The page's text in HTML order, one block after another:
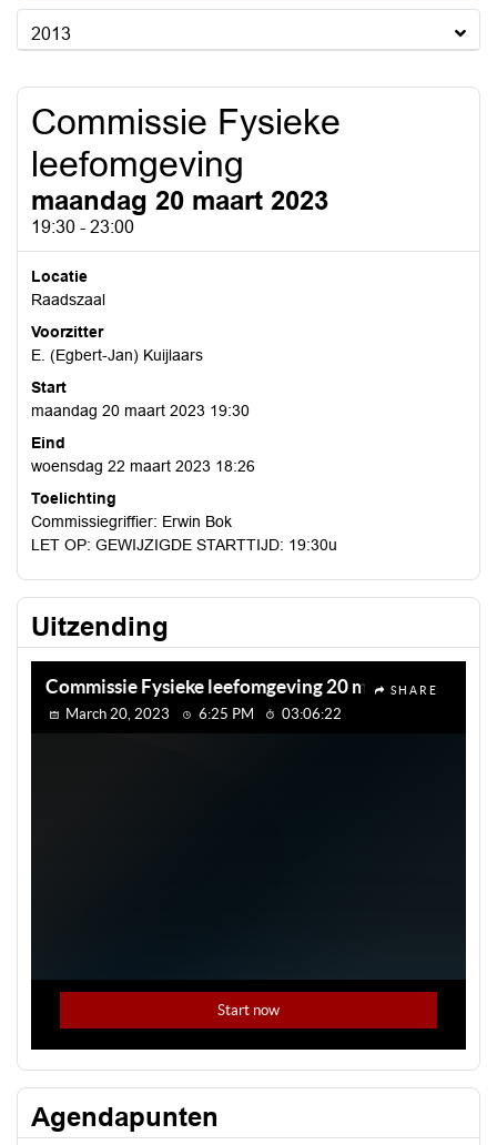
2013
Commissie Fysieke
leefomgeving
maandag 20 maart 2023
19:30 - 23:00
Locatie
Raadszaal
Voorzitter
E. (Egbert-Jan) Kuijlaars
Start
maandag 20 maart 2023 19:30
Eind
woensdag 22 maart 2023 18:26
Toelichting
Commissiegriffier: Erwin Bok
LET OP: GEWIJZIGDE STARTTIJD: 19:30u
Uitzending
Agendapunten